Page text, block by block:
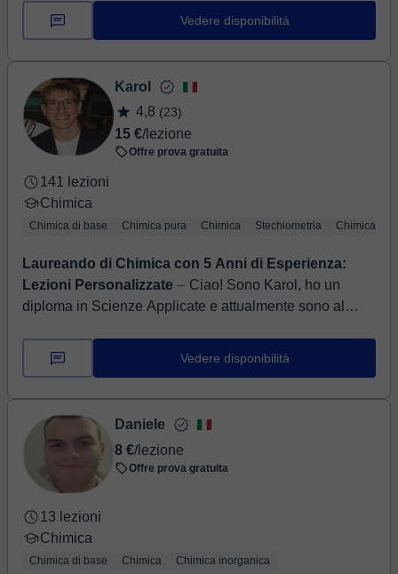
Urbino, ...
Vedere disponibilità
Karol
4,8 (23)
15 €/lezione
Offre prova gratuita
141 lezioni
Chimica
Chimica di base Chimica pura Chimica Stechiometria Chimica
Laureando di Chimica con 5 Anni di Esperienza:
Lezioni Personalizzate ⏤ Ciao! Sono Karol, ho un
diploma in Scienze Applicate e attualmente sono al
per le materie scient...
Vedere disponibilità
Daniele
8 €/lezione
Offre prova gratuita
13 lezioni
Chimica
Chimica di base Chimica Chimica inorganica